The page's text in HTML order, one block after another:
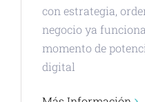
con estrategia,
negocio ya
momento de
digital